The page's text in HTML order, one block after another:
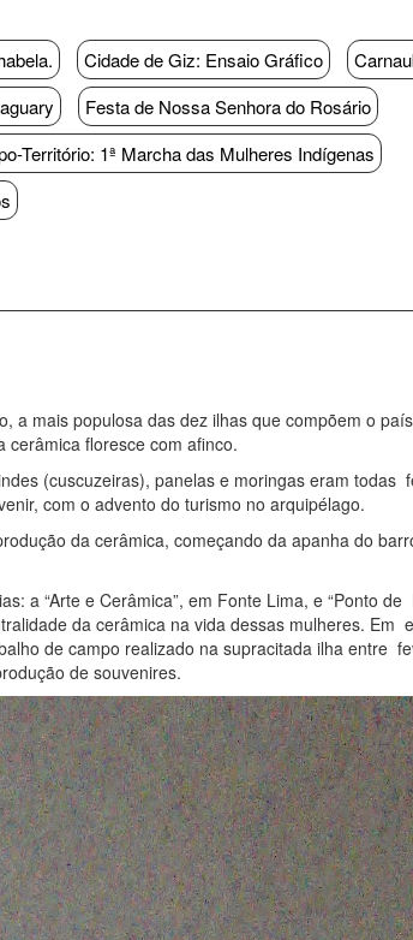
Cidade de Giz: Ensaio Gráfico
Festa de Nossa Senhora do Rosário
Território: 1ª Marcha das Mulheres Indígenas
a mais populosa das dez ilhas que compõem o país
floresce com afinco.
(cuscuzeiras), panelas e moringas eram todas
com o advento do turismo no arquipélago.
da cerâmica, começando da apanha do
a “Arte e Cerâmica”, em Fonte Lima, e “Ponto de
da cerâmica na vida dessas mulheres. Em
de campo realizado na supracitada ilha entre
de souvenires.